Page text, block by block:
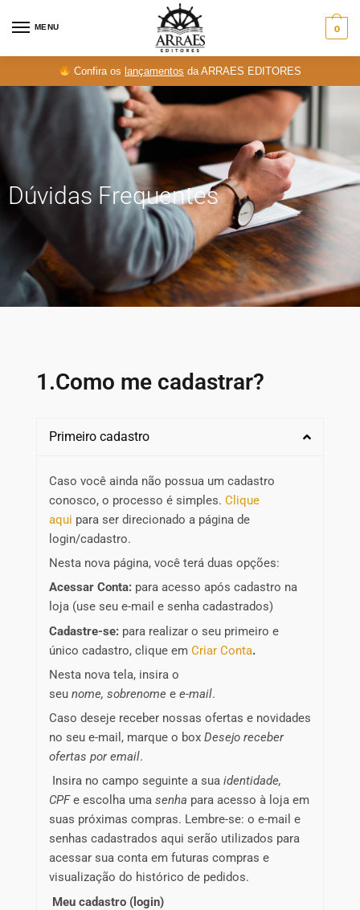
MENU 0
Confira os lançamentos da ARRAES EDITORES
Dúvidas Frequentes
1.Como me cadastrar?
Primeiro cadastro
Caso você ainda não possua um cadastro
conosco, o processo é simples. Clique
aqui para ser direcionado a página de
login/cadastro.
Nesta nova página, você terá duas opções:
Acessar Conta: para acesso após cadastro na
loja (use seu e-mail e senha cadastrados)
Cadastre-se: para realizar o seu primeiro e
único cadastro, clique em Criar Conta.
Nesta nova tela, insira o
seu nome, sobrenome e e-mail.
Caso deseje receber nossas ofertas e novidades
no seu e-mail, marque o box Desejo receber
ofertas por email.
Insira no campo seguinte a sua identidade,
CPFe escolha uma senha para acesso à loja em
suas próximas compras. Lembre-se: o e-mail e
senhas cadastrados aqui serão utilizados para
acessar sua conta em futuras compras e
visualização do histórico de pedidos.
Meu cadastro (login)